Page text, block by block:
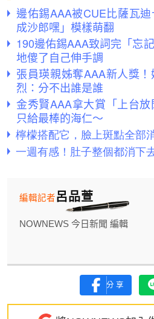
邊佑錫AAA被CUE比薩瓦
成沙郎嘿」模樣萌翻
190邊佑錫AAA致詞完「忘
地傻了自己伸手調
張員瑛親姊奪AAA新人獎
烈：分不出誰是誰
金秀賢AAA拿大賞「上台
只給最棒的海仁～
呂品萱
編輯記者
NOWNEWS 今日新聞 編輯
分享